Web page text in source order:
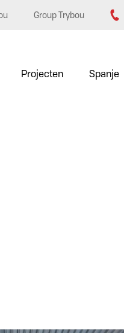
Group Trybou
Projecten Spanje